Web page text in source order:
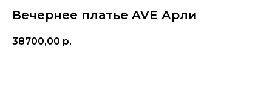
Вечернее платье AVE Арли
38700,00 р.